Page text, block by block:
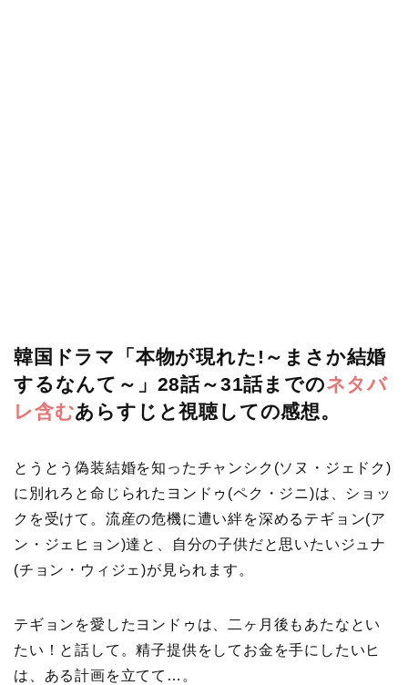
韓国ドラマ「本物が現れた!～まさか結婚
するなんて～」28話～31話までのネタバ
レ含むあらすじと視聴しての感想。
とうとう偽装結婚を知ったチャンシク(ソヌ・ジェドク)
に別れろと命じられたヨンドゥ(ペク・ジニ)は、ショッ
クを受けて。流産の危機に遭い絆を深めるテギョン(ア
ン・ジェヒョン)達と、自分の子供だと思いたいジュナ
(チョン・ウィジェ)が見られます。
テギョンを愛したヨンドゥは、二ヶ月後もあたなとい
たい！と話して。精子提供をしてお金を手にしたいヒ
は、ある計画を立てて…。